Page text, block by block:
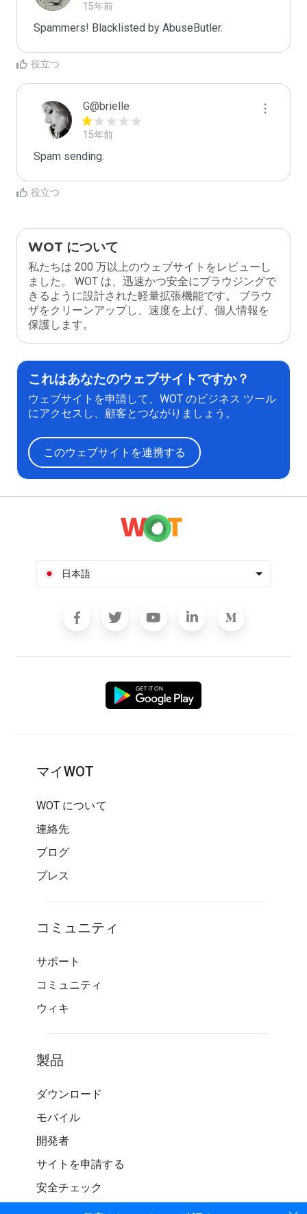
15年前
Spammers! Blacklisted by AbuseButler.
役立つ
G@brielle
15年前
Spam sending.
役立つ
WOT について
私たちは 200 万以上のウェブサイトをレビューし
ました。 WOT は、迅速かつ安全にブラウジングで
きるように設計された軽量拡張機能です。 ブラウ
ザをクリーンアップし、速度を上げ、個人情報を
保護します。
これはあなたのウェブサイトですか？
ウェブサイトを申請して、WOT のビジネス ツール
にアクセスし、顧客とつながりましょう。
このウェブサイトを連携する
日本語
マイWOT
WOT について
連絡先
ブログ
プレス
コミュニティ
サポート
コミュニティ
ウィキ
製品
ダウンロード
モバイル
開発者
サイトを申請する
安全チェック